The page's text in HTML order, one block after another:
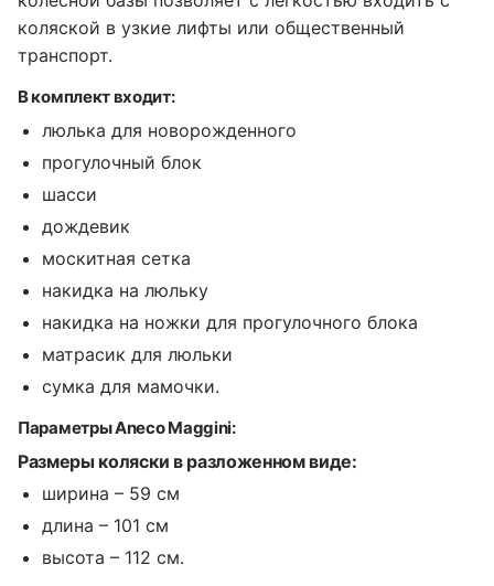
коляской в узкие лифты или общественный
транспорт.
В комплект входит:
люлька для новорожденного
прогулочный блок
шасси
дождевик
москитная сетка
накидка на люльку
накидка на ножки для прогулочного блока
матрасик для люльки
сумка для мамочки.
Параметры Aneco Maggini:
Размеры коляски в разложенном виде:
ширина – 59 см
длина – 101 см
высота – 112 см.